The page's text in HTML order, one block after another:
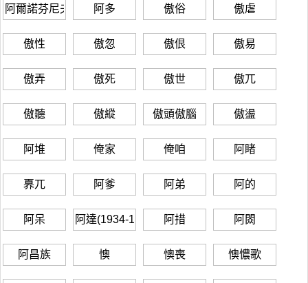
阿爾諾芬尼夫婦像 阿多 傲俗 傲虐
傲性 傲忽 傲佷 傲易
傲弄 傲死 傲世 傲兀
傲聽 傲縱 傲頭傲腦 傲盪
阿堆 俺家 俺咱 阿睹
奡兀 阿爹 阿弟 阿的
阿呆 阿達(1934-1987) 阿措 阿閦
阿昌族 懊 懊喪 懊憹歌